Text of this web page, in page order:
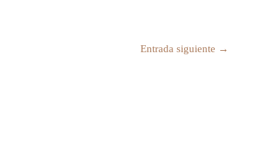
Entrada siguiente →